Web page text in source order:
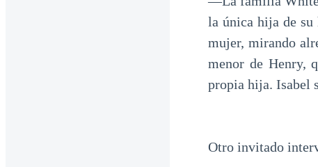
la única hija de su
mujer, mirando
menor de Henry,
propia hija. Isabel
Otro invitado